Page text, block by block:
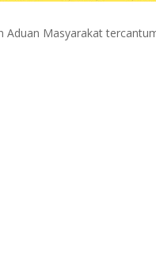
Aduan Masyarakat